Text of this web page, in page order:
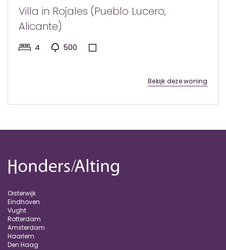
Villa in Rojales (Pueblo Lucero,
Alicante)
4 500
Bekijk deze woning
Oisterwijk
Eindhoven
Vught
Rotterdam
Amsterdam
Haarlem
Den Haag